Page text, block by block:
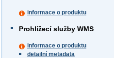
informace o produktu
Prohlížecí služby WMS
informace o produktu
detailní metadata